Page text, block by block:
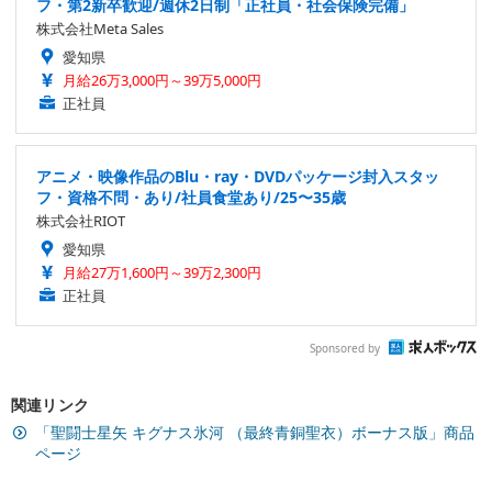
フ・第2新卒歓迎/週休2日制「正社員・社会保険完備」
株式会社Meta Sales
愛知県
月給26万3,000円～39万5,000円
正社員
アニメ・映像作品のBlu・ray・DVDパッケージ封入スタッ
フ・資格不問・あり/社員食堂あり/25〜35歳
株式会社RIOT
愛知県
月給27万1,600円～39万2,300円
正社員
Sponsored by
関連リンク
「聖闘士星矢 キグナス氷河 （最終青銅聖衣）ボーナス版」商品
ページ